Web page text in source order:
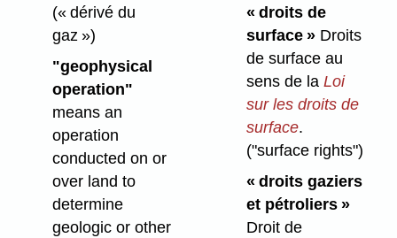
(« dérivé du
gaz »)
"geophysical
operation"
means an
operation
conducted on or
over land to
determine
geologic or other
« droits de
surface »Droits
de surface au
sens de la Loi
sur les droits de
surface.
("surface rights")
« droits gaziers
et pétroliers »
Droit de